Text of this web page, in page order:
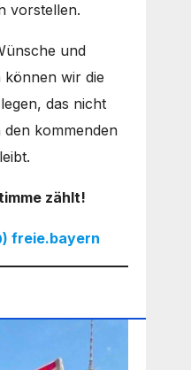
vorstellen.
und
können wir die
das nicht
kommenden
zählt!
freie.bayern